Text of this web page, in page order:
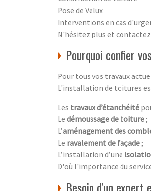
Pose de Velux
Interventions en cas
N'hésitez plus et
Pourquoi confier
Pour tous vos travaux
L'installation de toitures
Les travaux d’étanchéité
Le démoussage de toiture ;
L’aménagement des
Le ravalement de façade ;
L’installation d’une
D'où l'importance du
Besoin d'un expert